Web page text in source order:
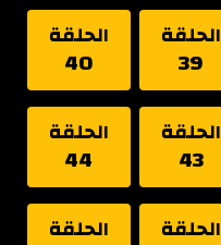
الحلقة
39
الحلقة
40
الحلقة
43
الحلقة
44
الحلقة الحلقة